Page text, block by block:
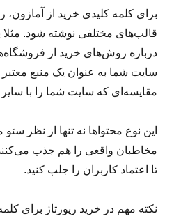
برای کلمه کلیدی خرید از آمازون،
قالب‌های مختلفی نوشته شود.
درباره روش‌های خرید از
سایت شما به عنوان یک منبع معتبر
مقایسه‌ای که سایت شما را با سایر
این نوع محتواها نه تنها از نظر سئو
مخاطبان واقعی را هم جذب
تا اعتماد کاربران را جلب کنید.
نکته مهم در خرید رپورتاژ برای